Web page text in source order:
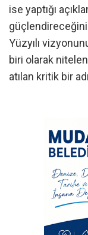
ise yaptığı
güçlendireceğini
Yüzyılı
biri olarak
atılan kritik bir